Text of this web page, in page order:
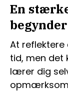
En
At
tid, men det
lærer dig